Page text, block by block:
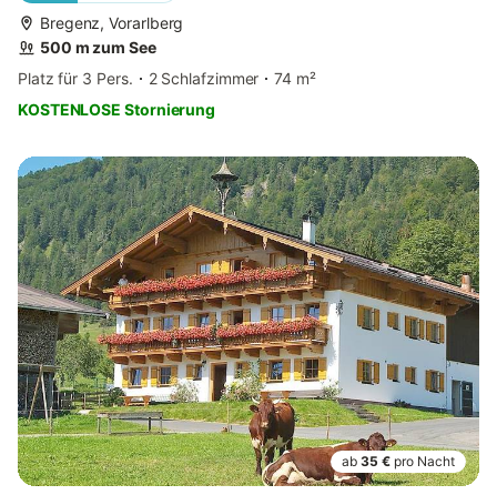
Bregenz, Vorarlberg
500 m zum See
Platz für 3 Pers.
2 Schlafzimmer
74 m²
KOSTENLOSE Stornierung
ab 35 € pro Nacht